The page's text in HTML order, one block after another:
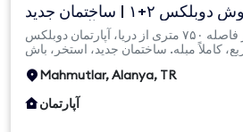
در ماهوتلار برای فروش دوبلكس ۲+۱ | ساختمان جدید
| آپارتمان ک...
در محمودلار، آلانیا، در فاصله ۷۵۰ متری از دریا، آپارتمان دوبلکس
Mahmutlar, Alanya, TR
آپارتمان